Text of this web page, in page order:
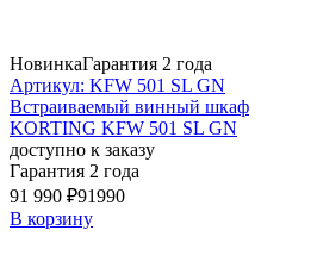
НовинкаГарантия 2 года
Артикул: KFW 501 SL GN
Встраиваемый винный шкаф
KORTING KFW 501 SL GN
доступно к заказу
Гарантия 2 года
91 990 ₽91990
В корзину